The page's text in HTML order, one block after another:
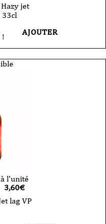
jet
33cl
! AJOUTER
à l'unité
3,60€
lag VP